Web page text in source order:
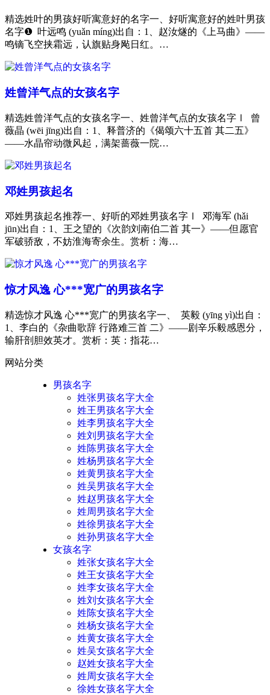
精选姓叶的男孩好听寓意好的名字一、好听寓意好的姓叶男孩
名字❶ 叶远鸣 (yuǎn míng)出自：1、赵汝燧的《上马曲》——
鸣镝飞空挟霜远，认旗贴身飐日红。…
姓曾洋气点的女孩名字
精选姓曾洋气点的女孩名字一、姓曾洋气点的女孩名字Ⅰ 曾
薇晶 (wēi jīng)出自：1、释普济的《偈颂六十五首 其二五》
——水晶帘动微风起，满架蔷薇一院…
邓姓男孩起名
邓姓男孩起名推荐一、好听的邓姓男孩名字Ⅰ 邓海军 (hǎi
jūn)出自：1、王之望的《次韵刘南伯二首 其一》——但愿官
军破骄敌，不妨淮海寄余生。赏析：海…
惊才风逸 心***宽广的男孩名字
精选惊才风逸 心***宽广的男孩名字一、 英毅 (yīng yì)出自：
1、李白的《杂曲歌辞 行路难三首 二》——剧辛乐毅感恩分，
输肝剖胆效英才。赏析：英：指花…
网站分类
男孩名字
姓张男孩名字大全
姓王男孩名字大全
姓李男孩名字大全
姓刘男孩名字大全
姓陈男孩名字大全
姓杨男孩名字大全
姓黄男孩名字大全
姓吴男孩名字大全
姓赵男孩名字大全
姓周男孩名字大全
姓徐男孩名字大全
姓孙男孩名字大全
女孩名字
姓张女孩名字大全
姓王女孩名字大全
姓李女孩名字大全
姓刘女孩名字大全
姓陈女孩名字大全
姓杨女孩名字大全
姓黄女孩名字大全
姓吴女孩名字大全
赵姓女孩名字大全
姓周女孩名字大全
徐姓女孩名字大全